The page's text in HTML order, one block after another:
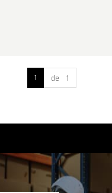
1 de 1